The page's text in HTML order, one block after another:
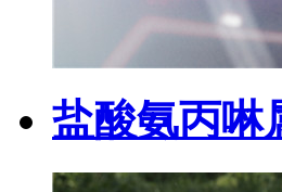
盐酸氨丙啉